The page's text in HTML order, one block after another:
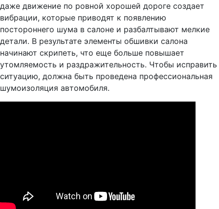
даже движение по ровной хорошей дороге создает
вибрации, которые приводят к появлению
постороннего шума в салоне и разбалтывают мелкие
детали. В результате элементы обшивки салона
начинают скрипеть, что еще больше повышает
утомляемость и раздражительность. Чтобы исправить
ситуацию, должна быть проведена профессиональная
шумоизоляция автомобиля.